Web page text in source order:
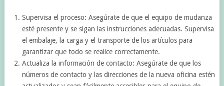
Supervisa el proceso: Asegúrate de que el equipo de mudanza
esté presente y se sigan las instrucciones adecuadas. Supervisa
el embalaje, la carga y el transporte de los artículos para
garantizar que todo se realice correctamente.
Actualiza la información de contacto: Asegúrate de que los
números de contacto y las direcciones de la nueva oficina estén